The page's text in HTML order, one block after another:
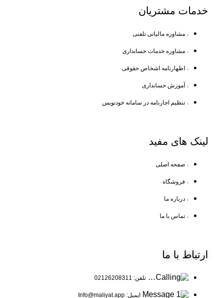
خدمات مشتریان
مشاوره مالیاتی تلفنی
مشاوره خدمات حسابداری
اظهارنامه اشخاص حقوقی
آموزش حسابداری
تنظیم اجارنامه در سامانه خودنویس
لینک های مفید
صفحه اصلی
فروشگاه
درباره ما
تماس با ما
ارتباط با ما
تلفن: 02126208311
ایمیل: Info@maliyat.app